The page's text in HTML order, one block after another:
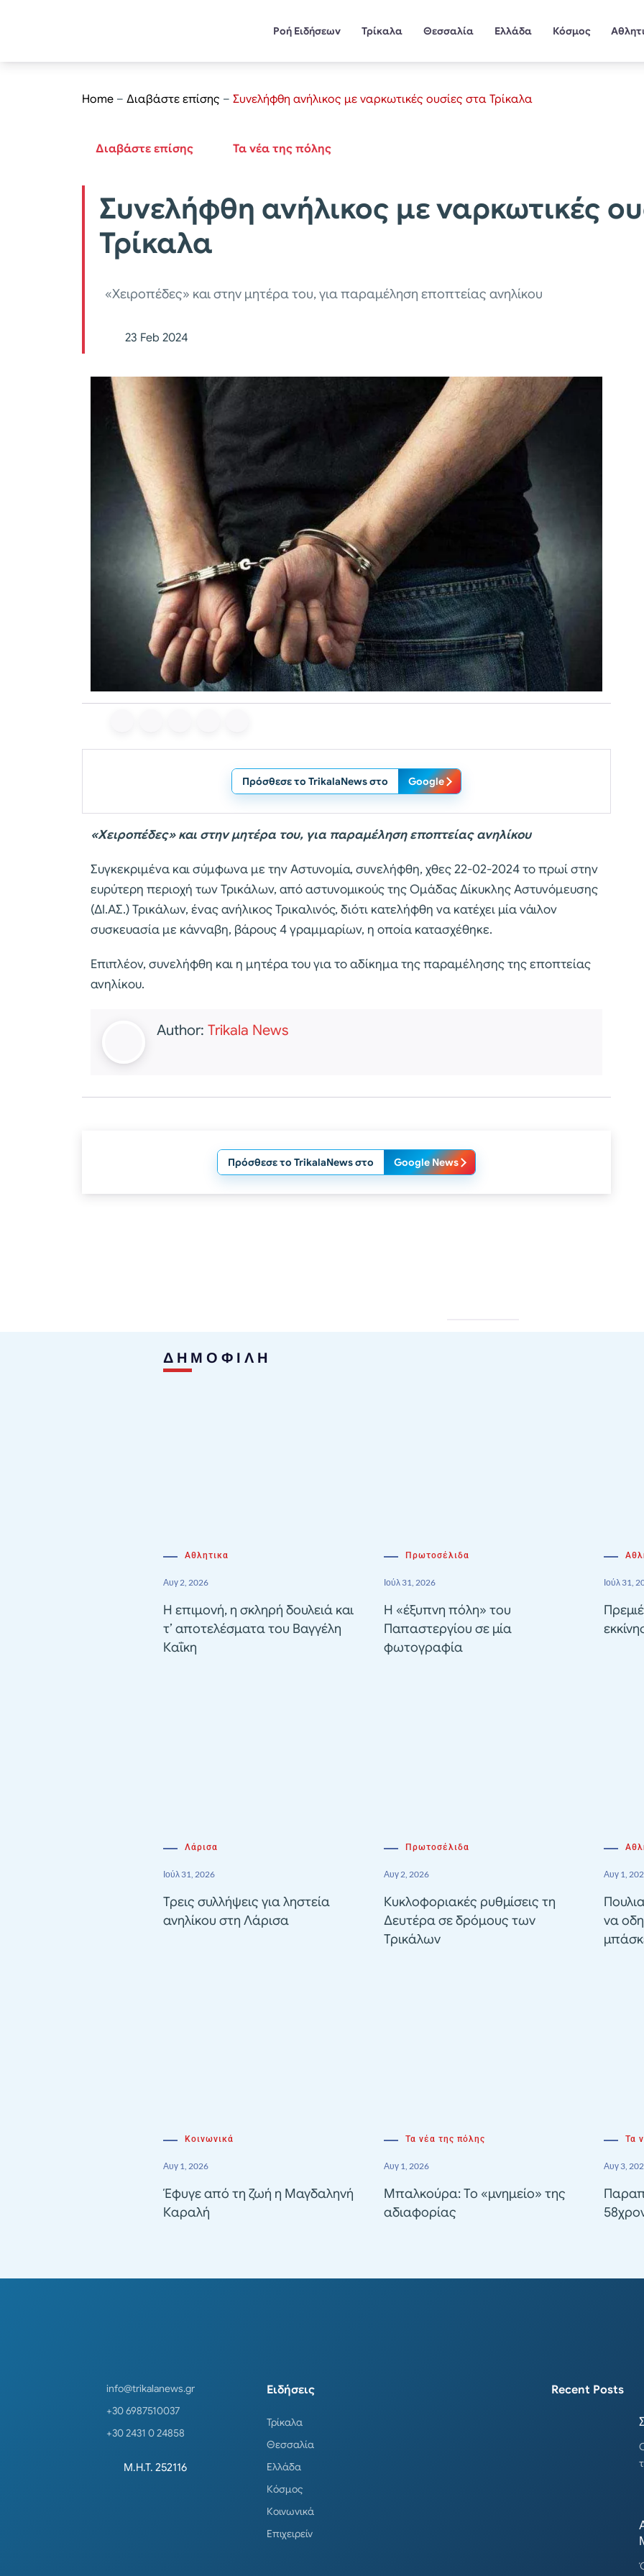
Ροή Ειδήσεων Τρίκαλα Θεσσαλία Ελλάδα Κόσμος
Home – Διαβάστε επίσης – Συνελήφθη ανήλικος με ναρκωτικές ουσίες στα Τρίκαλα
Διαβάστε επίσης Τα νέα της πόλης
Συνελήφθη ανήλικος με ναρκωτικές
Τρίκαλα
«Χειροπέδες» και στην μητέρα του, για παραμέληση εποπτείας ανηλίκου
23 Feb 2024
Πρόσθεσε το TrikalaNews στο Google
«Χειροπέδες» και στην μητέρα του, για παραμέληση εποπτείας ανηλίκου
Συγκεκριμένα και σύμφωνα με την Αστυνομία, συνελήφθη, χθες 22-02-2024 το πρωί στην
ευρύτερη περιοχή των Τρικάλων, από αστυνομικούς της Ομάδας Δίκυκλης Αστυνόμευσης
(ΔΙ.ΑΣ.) Τρικάλων, ένας ανήλικος Τρικαλινός, διότι κατελήφθη να κατέχει μία νάιλον
συσκευασία με κάνναβη, βάρους 4 γραμμαρίων, η οποία κατασχέθηκε.
Επιπλέον, συνελήφθη και η μητέρα του για το αδίκημα της παραμέλησης της εποπτείας
ανηλίκου.
Author: Trikala News
Πρόσθεσε το TrikalaNews στο Google News
ΔΗΜΟΦΙΛΗ
Αθλητικα
Αυγ 2, 2026
Η επιμονή, η σκληρή δουλειά και
τ’ αποτελέσματα του Βαγγέλη
Καΐκη
Πρωτοσέλιδα
Ιούλ 31, 2026
Η «έξυπνη πόλη» του
Παπαστεργίου σε μία
φωτογραφία
Ιούλ 31,
Λάρισα
Ιούλ 31, 2026
Τρεις συλλήψεις για ληστεία
ανηλίκου στη Λάρισα
Πρωτοσέλιδα
Αυγ 2, 2026
Κυκλοφοριακές ρυθμίσεις τη
Δευτέρα σε δρόμους των
Τρικάλων
Αυγ 1,
να
Κοινωνικά
Αυγ 1, 2026
Έφυγε από τη ζωή η Μαγδαληνή
Καραλή
Τα νέα της πόλης
Αυγ 1, 2026
Μπαλκούρα: Το «μνημείο» της
αδιαφορίας
Τα
Αυγ 3,
info@trikalanews.gr
+30 6987510037
+30 2431 0 24858
Μ.Η.Τ. 252116
Ειδήσεις
Τρίκαλα
Θεσσαλία
Ελλάδα
Κόσμος
Κοινωνικά
Επιχειρείν
Recent Posts